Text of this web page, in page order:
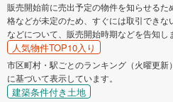
販売開始前に売出予定の物件を知らせる
格などが未定のため、すぐには取引でき
などについて、販売開始時期などを告知し
人気物件TOP10入り
市区町村・駅ごとのランキング（火曜更
に基づいて表示しています。
建築条件付き土地